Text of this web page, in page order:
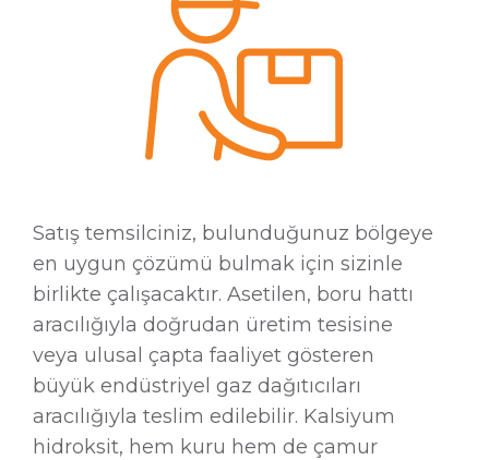
Satış temsilciniz, bulunduğunuz bölgeye
en uygun çözümü bulmak için sizinle
birlikte çalışacaktır. Asetilen, boru hattı
aracılığıyla doğrudan üretim tesisine
veya ulusal çapta faaliyet gösteren
büyük endüstriyel gaz dağıtıcıları
aracılığıyla teslim edilebilir. Kalsiyum
hidroksit, hem kuru hem de çamur